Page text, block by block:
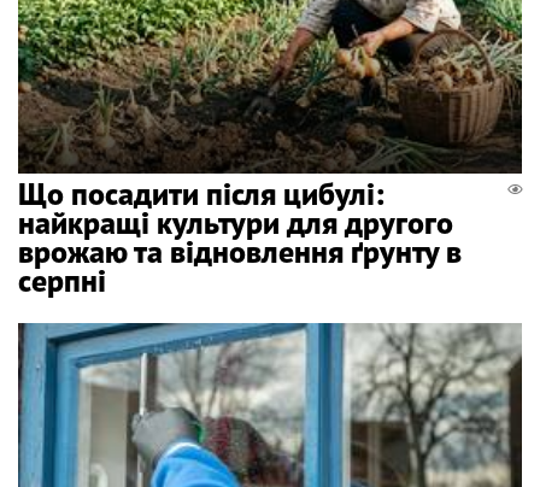
Що посадити після цибулі:
найкращі культури для другого
врожаю та відновлення ґрунту в
серпні